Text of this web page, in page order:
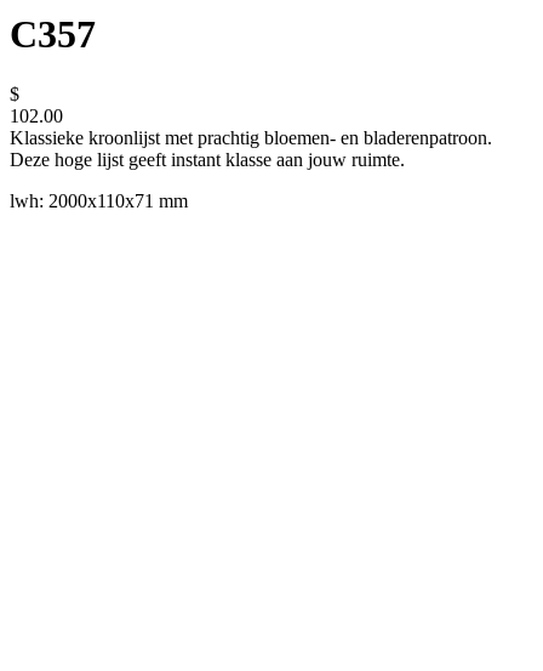
C357
$
102.00
Klassieke kroonlijst met prachtig bloemen- en bladerenpatroon.
Deze hoge lijst geeft instant klasse aan jouw ruimte.
lwh: 2000x110x71 mm